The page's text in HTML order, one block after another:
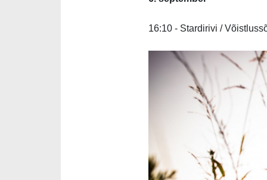
16:10 - Stardirivi /